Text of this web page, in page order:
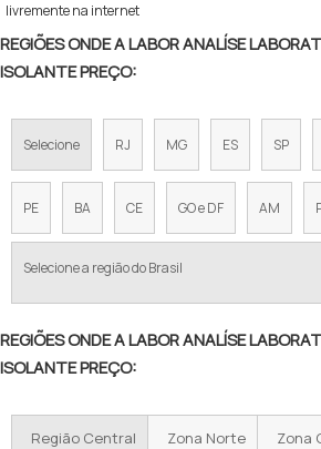
livremente na internet
REGIÕES ONDE A LABOR ANALÍSE
ISOLANTE PREÇO:
Selecione RJ MG ES SP
PE BA CE GO e DF AM
Selecione a região do Brasil
REGIÕES ONDE A LABOR ANALÍSE
ISOLANTE PREÇO:
Região Central Zona Norte Zona